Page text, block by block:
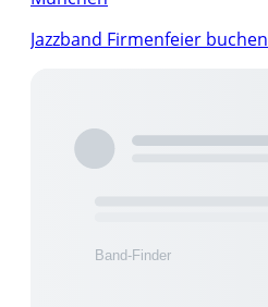
Jazzband Firmenfeier buchen